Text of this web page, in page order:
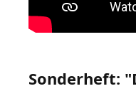
Sonderheft: